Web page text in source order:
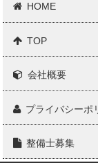
HOME
TOP
会社概要
プライバシーポ
整備士募集